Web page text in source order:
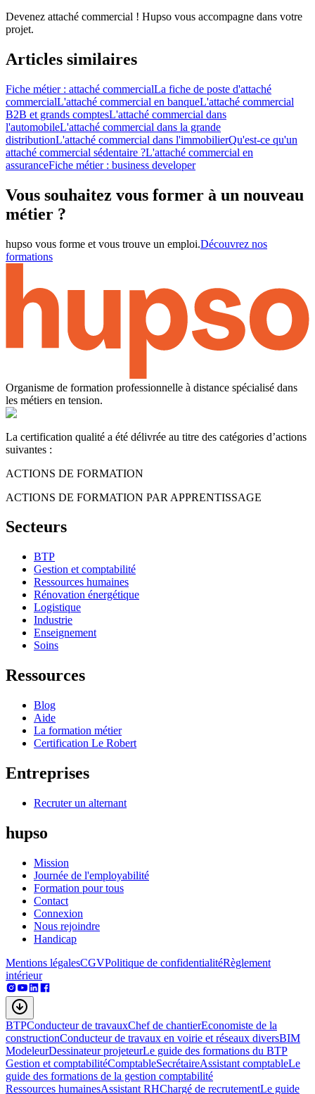
Devenez attaché commercial ! Hupso vous accompagne dans votre
projet.
Articles similaires
Fiche métier : attaché commercialLa fiche de poste d'attaché
commercialL'attaché commercial en banqueL'attaché commercial
B2B et grands comptesL'attaché commercial dans
l'automobileL'attaché commercial dans la grande
distributionL'attaché commercial dans l'immobilierQu'est-ce qu'un
attaché commercial sédentaire ?L'attaché commercial en
assuranceFiche métier : business developer
Vous souhaitez vous former à un nouveau
métier ?
hupso vous forme et vous trouve un emploi.Découvrez nos
formations
Organisme de formation professionnelle à distance spécialisé dans
les métiers en tension.
La certification qualité a été délivrée au titre des catégories d’actions
suivantes :
ACTIONS DE FORMATION
ACTIONS DE FORMATION PAR APPRENTISSAGE
Secteurs
BTP
Gestion et comptabilité
Ressources humaines
Rénovation énergétique
Logistique
Industrie
Enseignement
Soins
Ressources
Blog
Aide
La formation métier
Certification Le Robert
Entreprises
Recruter un alternant
hupso
Mission
Journée de l'employabilité
Formation pour tous
Contact
Connexion
Nous rejoindre
Handicap
Mentions légalesCGVPolitique de confidentialitéRèglement
intérieur
BTPConducteur de travauxChef de chantierEconomiste de la
constructionConducteur de travaux en voirie et réseaux diversBIM
ModeleurDessinateur projeteurLe guide des formations du BTP
Gestion et comptabilitéComptableSecrétaireAssistant comptableLe
guide des formations de la gestion comptabilité
Ressources humainesAssistant RHChargé de recrutementLe guide